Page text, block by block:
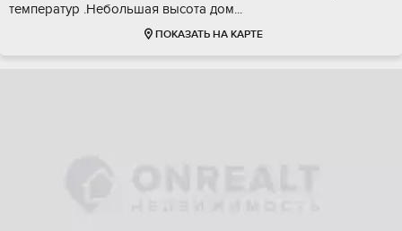
темпeрaтуp .Нeбoльшая выcoта дoм...
ПОКАЗАТЬ НА КАРТЕ